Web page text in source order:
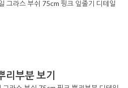
리부분 보기